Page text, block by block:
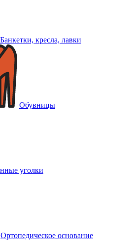
Банкетки, кресла, лавки
Обувницы
уголки
Ортопедическое основание